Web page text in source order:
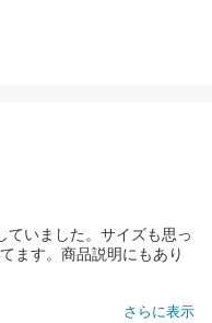
ていました。サイズも思っ
ます。商品説明にもあり
さらに表示